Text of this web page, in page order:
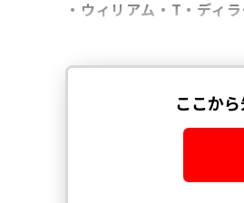
・ウィリアム・T・ディ